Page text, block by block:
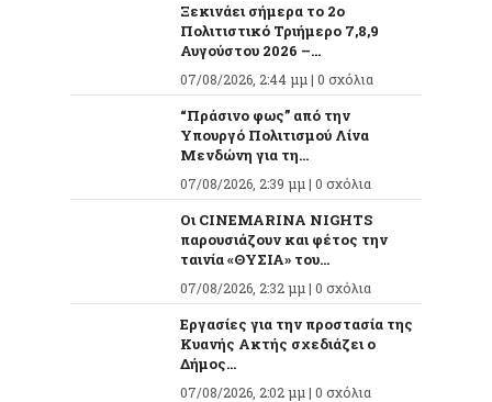
Ξεκινάει σήμερα το 2ο
Πολιτιστικό Τριήμερο 7,8,9
Αυγούστου 2026 –...
07/08/2026, 2:44 μμ | 0 σχόλια
“Πράσινο φως” από την
Υπουργό Πολιτισμού Λίνα
Μενδώνη για τη...
07/08/2026, 2:39 μμ | 0 σχόλια
Οι CINEMARINA NIGHTS
παρουσιάζουν και φέτος την
ταινία «ΘΥΣΙΑ» του...
07/08/2026, 2:32 μμ | 0 σχόλια
Εργασίες για την προστασία της
Κυανής Ακτής σχεδιάζει ο
Δήμος...
07/08/2026, 2:02 μμ | 0 σχόλια